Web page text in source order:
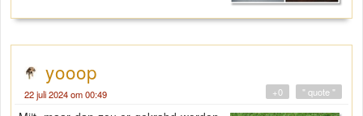
yooop
22 juli 2024 om 00:49 " quote "
+0